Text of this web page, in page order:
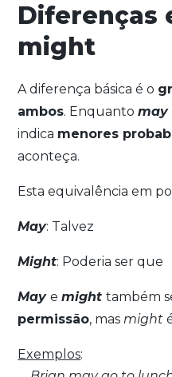
Diferenças
might
A diferença básica é o
ambos. Enquantomay
indica menores
aconteça.
Esta equivalência em
May: Talvez
Might: Poderia ser que
Maye might também
permissão, masmight
Exemplos: